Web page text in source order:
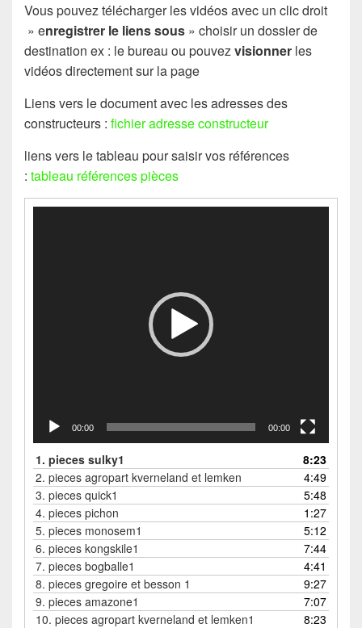
Vous pouvez télécharger les vidéos avec un clic droit
» enregistrer le liens sous » choisir un dossier de
destination ex : le bureau ou pouvezvisionner les
vidéos directement sur la page
Liens vers le document avec les adresses des
constructeurs : fichier adresse constructeur
liens vers le tableau pour saisir vos références
: tableau références pièces
00:00 00:00
1. pieces sulky1
8:23
2. pieces agropart kverneland et lemken
4:49
3. pieces quick1
5:48
4. pieces pichon
1:27
5. pieces monosem1
5:12
6. pieces kongskile1
7:44
7. pieces bogballe1
4:41
8. pieces gregoire et besson 1
9:27
9. pieces amazone1
7:07
10. pieces agropart kverneland et lemken1 8:23